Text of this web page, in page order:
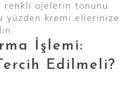
renkli ojelerin tonunu
yüzden kremi ellerinize
İşlemi:
Edilmeli?